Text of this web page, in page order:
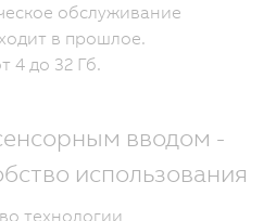
обслуживание
в прошлое.
4 до 32 Гб.
вводом -
использования
технологии